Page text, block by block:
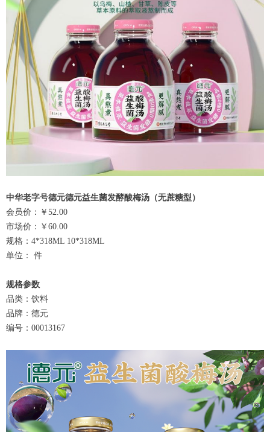
中华老字号德元德元益生菌发酵酸梅汤（无蔗糖型）
会员价：￥52.00
市场价：￥60.00
规格：4*318ML 10*318ML
单位： 件
规格参数
品类：饮料
品牌：德元
编号：00013167